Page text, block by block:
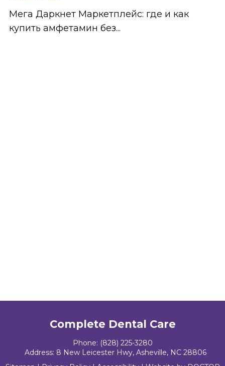
Мега Даркнет Маркетплейс: где и как
купить амфетамин без...
Complete Dental Care
Phone: (828) 225-3280
Address: 8 New Leicester Hwy, Asheville, NC 28806